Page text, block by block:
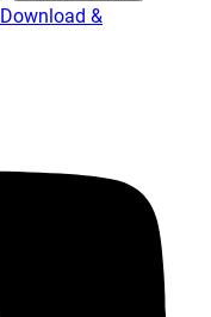
Download &